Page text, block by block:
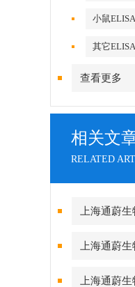
小鼠
其它
查看更多
相关文
RELATED
上海通蔚
实验酶标仪
上海通蔚
测定方法及要
上海通蔚